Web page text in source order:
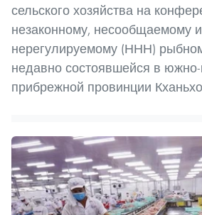
сельского хозяйства на
незаконному, несообщаемому и
нерегулируемому (ННН)
недавно состоявшейся в
прибрежной провинции